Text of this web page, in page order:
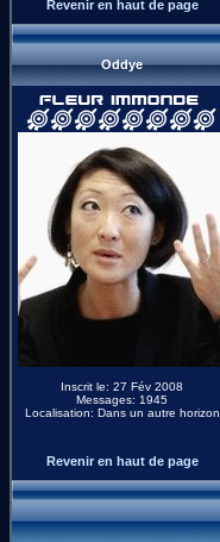
Revenir en haut de page
Oddye
Inscrit le: 27 Fév 2008
Messages: 1945
Localisation: Dans un autre horizon
Revenir en haut de page